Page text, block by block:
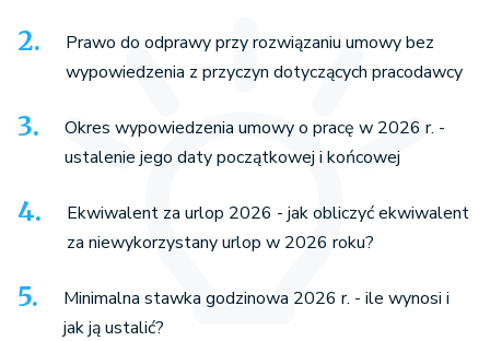
Prawo do odprawy przy rozwiązaniu umowy bez
wypowiedzenia z przyczyn dotyczących pracodawcy
Okres wypowiedzenia umowy o pracę w 2026 r. -
ustalenie jego daty początkowej i końcowej
Ekwiwalent za urlop 2026 - jak obliczyć ekwiwalent
za niewykorzystany urlop w 2026 roku?
Minimalna stawka godzinowa 2026 r. - ile wynosi i
jak ją ustalić?